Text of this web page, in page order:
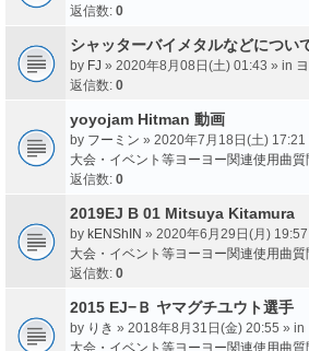
返信数: 0
シャッターバイメタルなどについ
by FJ » 2020年8月08日(土) 01:43 » in
返信数: 0
yoyojam Hitman 動画
by フーミン » 2020年7月18日(土) 17:21
大会・イベント等ヨーヨー関連使用曲質
返信数: 0
2019EJ B 01 Mitsuya Kitamura
by kENShIN » 2020年6月29日(月)
大会・イベント等ヨーヨー関連使用曲質
返信数: 0
2015 EJ−Ｂ ヤマグチユウト選手
by りき » 2018年8月31日(金) 20:55 » in
大会・イベント等ヨーヨー関連使用曲質